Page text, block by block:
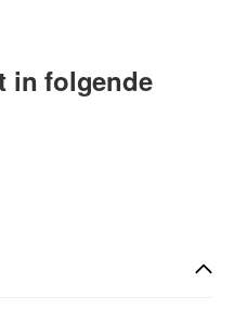
in folgende